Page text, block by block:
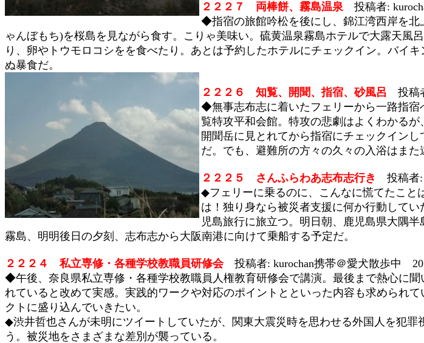
２２２７ 両棒餅、霧島温泉 投稿者:
◆指宿の旅館吟松を後にし、錦江湾西岸を北
ゃんぼもち)を桜島を見ながら食す。こりゃ美味い。硫黄温泉霧島ホテルで大露天風
り、卵やトウモロコシをを食べたり。あとは予約したホテルにチェックイン。バイ
ぬ暴食だ。
２２２６ 知覧、開聞、指宿、砂風呂
投稿
◆無事志布志に着いたフェリーから一路指宿
覧特攻平和会館。特攻の悲劇はよくわかるが
開聞岳に見とれてから指宿にチェックイン
だ。でも、避難所の方々の久々の入浴はまた
２２２５ さんふらわあ志布志行き 投稿者
◆フェリーに乗るのに、こんなに慌てたこと
は！独り身なら被災者支援に何か行動して
児島旅行に旅立つ。明日朝、鹿児島県大隅
霧島、明明後日の夕刻、志布志から大阪南港に向けて乗船する予定だ。
２２２４ 私立専修・各種学校教職員研修会 投稿者: kurochan携帯＠愛犬散歩中
◆午後、奈良県私立専修・各種学校教職員人権教育研修会で講演。最後まで熱心に
れていると改めて実感。実践的ワークや対応のポイントとといった内容も求められ
クトに盛り込んでいきたい。
◆渋井哲也さんが未明にツイートしていたが、関東大震災時を思わせる外国人を犯
う。被災地をさまざまな差別が襲っている。